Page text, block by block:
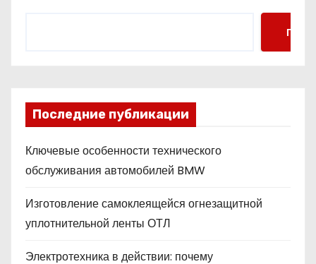
Поиск
Последние публикации
Ключевые особенности технического
обслуживания автомобилей BMW
Изготовление самоклеящейся огнезащитной
уплотнительной ленты ОТЛ
Электротехника в действии: почему